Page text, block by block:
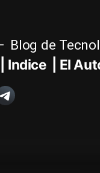
Blog de
Indice El